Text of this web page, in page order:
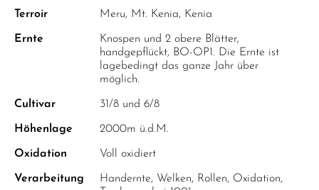
Terroir Meru, Mt. Kenia, Kenia
Ernte
Knospen und 2 obere Blätter,
handgepflückt, BO-OP1. Die Ernte ist
lagebedingt das ganze Jahr über
möglich.
Cultivar 31/8 und 6/8
Höhenlage 2000m ü.d.M.
Oxidation Voll oxidiert
Verarbeitung
Handernte, Welken, Rollen, Oxidation,